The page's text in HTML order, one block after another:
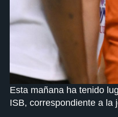
Esta mañana ha tenido
ISB, correspondiente a la